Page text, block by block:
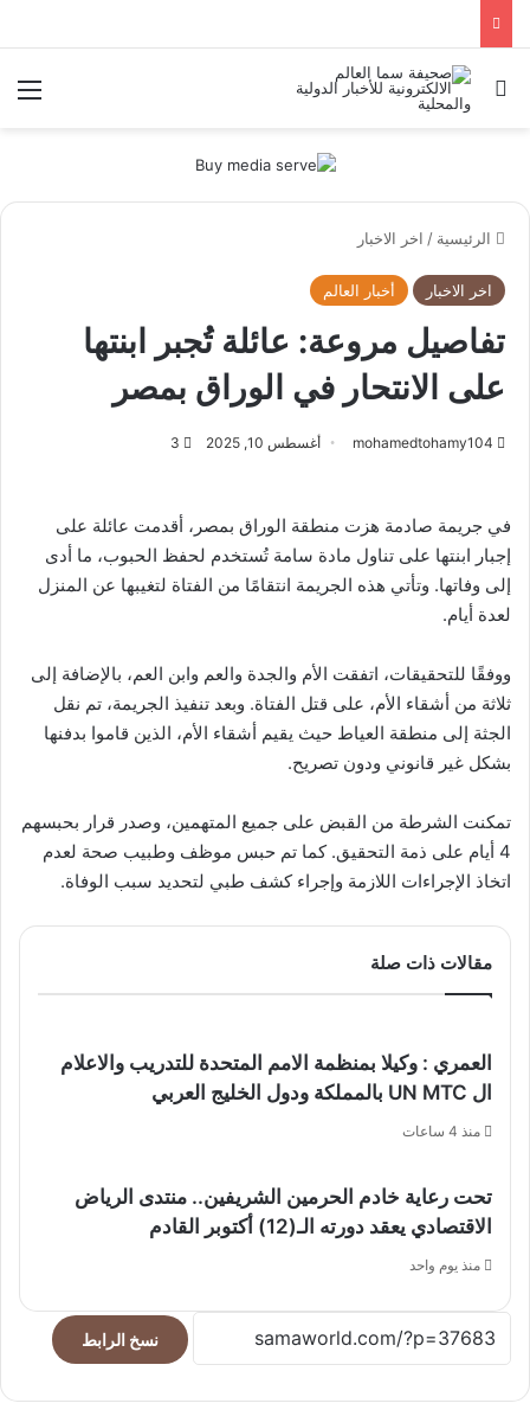
بحث عن
الرئيسية / اخر الاخبار
اخر الاخبار أخبار العالم
تفاصيل مروعة: عائلة تُجبر ابنتها
على الانتحار في الوراق بمصر
mohamedtohamy104 أغسطس 10, 2025 3
في جريمة صادمة هزت منطقة الوراق بمصر، أقدمت عائلة على
إجبار ابنتها على تناول مادة سامة تُستخدم لحفظ الحبوب، ما أدى
إلى وفاتها. وتأتي هذه الجريمة انتقامًا من الفتاة لتغيبها عن المنزل
لعدة أيام.
ووفقًا للتحقيقات، اتفقت الأم والجدة والعم وابن العم، بالإضافة إلى
ثلاثة من أشقاء الأم، على قتل الفتاة. وبعد تنفيذ الجريمة، تم نقل
الجثة إلى منطقة العياط حيث يقيم أشقاء الأم، الذين قاموا بدفنها
بشكل غير قانوني ودون تصريح.
تمكنت الشرطة من القبض على جميع المتهمين، وصدر قرار بحبسهم
4 أيام على ذمة التحقيق. كما تم حبس موظف وطبيب صحة لعدم
اتخاذ الإجراءات اللازمة وإجراء كشف طبي لتحديد سبب الوفاة.
مقالات ذات صلة
العمري : وكيلا بمنظمة الامم المتحدة للتدريب والاعلام
ال UN MTC بالمملكة ودول الخليج العربي
منذ 4 ساعات
تحت رعاية خادم الحرمين الشريفين.. منتدى الرياض
الاقتصادي يعقد دورته الـ(12) أكتوبر القادم
منذ يوم واحد
نسخ الرابط